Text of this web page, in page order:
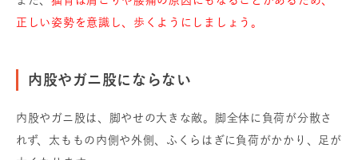
正しい姿勢を意識し、歩くようにしましょう。
内股やガニ股にならない
内股やガニ股は、脚やせの大きな敵。脚全体に負荷が分散さ
れず、太ももの内側や外側、ふくらはぎに負荷がかかり、足が